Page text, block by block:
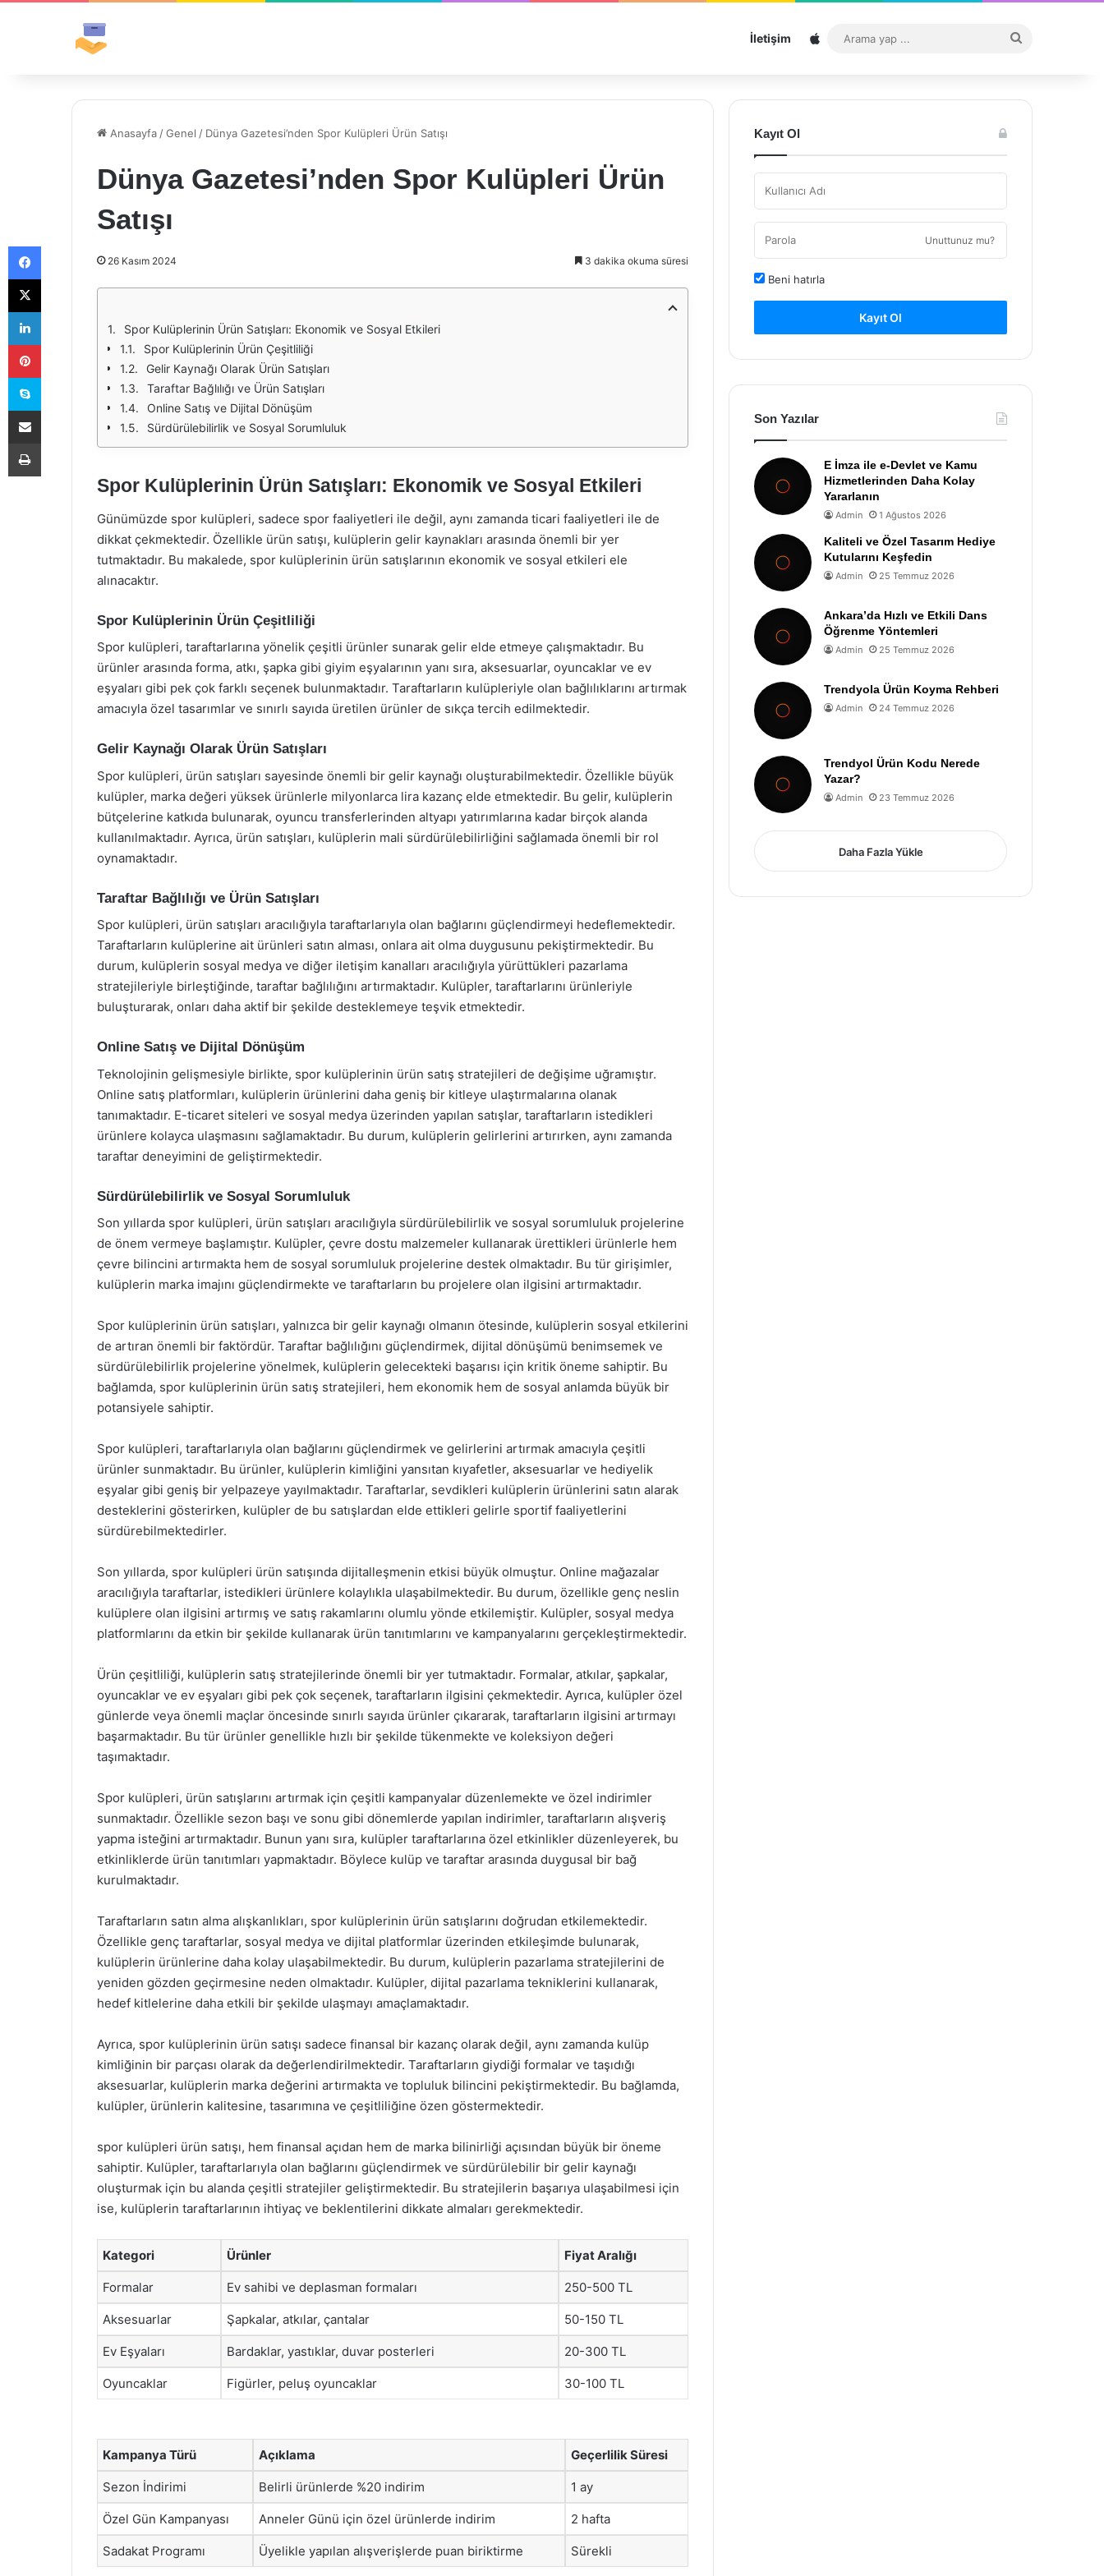
İletişim Sitemap
...
Anasayfa /Genel / Dünya Gazetesi’nden Spor Kulüpleri Ürün Satışı
Dünya Gazetesi’nden Spor Kulüpleri Ürün
Satışı
26 Kasım 2024 3 dakika okuma süresi
Spor Kulüplerinin Ürün Satışları: Ekonomik ve Sosyal Etkileri
Spor Kulüplerinin Ürün Çeşitliliği
Gelir Kaynağı Olarak Ürün Satışları
Taraftar Bağlılığı ve Ürün Satışları
Online Satış ve Dijital Dönüşüm
Sürdürülebilirlik ve Sosyal Sorumluluk
Spor Kulüplerinin Ürün Satışları: Ekonomik ve Sosyal Etkileri
Günümüzde spor kulüpleri, sadece spor faaliyetleri ile değil, aynı zamanda ticari faaliyetleri ile de
dikkat çekmektedir. Özellikle ürün satışı, kulüplerin gelir kaynakları arasında önemli bir yer
tutmaktadır. Bu makalede, spor kulüplerinin ürün satışlarının ekonomik ve sosyal etkileri ele
alınacaktır.
Spor Kulüplerinin Ürün Çeşitliliği
Spor kulüpleri, taraftarlarına yönelik çeşitli ürünler sunarak gelir elde etmeye çalışmaktadır. Bu
ürünler arasında forma, atkı, şapka gibi giyim eşyalarının yanı sıra, aksesuarlar, oyuncaklar ve ev
eşyaları gibi pek çok farklı seçenek bulunmaktadır. Taraftarların kulüpleriyle olan bağlılıklarını artırmak
amacıyla özel tasarımlar ve sınırlı sayıda üretilen ürünler de sıkça tercih edilmektedir.
Gelir Kaynağı Olarak Ürün Satışları
Spor kulüpleri, ürün satışları sayesinde önemli bir gelir kaynağı oluşturabilmektedir. Özellikle büyük
kulüpler, marka değeri yüksek ürünlerle milyonlarca lira kazanç elde etmektedir. Bu gelir, kulüplerin
bütçelerine katkıda bulunarak, oyuncu transferlerinden altyapı yatırımlarına kadar birçok alanda
kullanılmaktadır. Ayrıca, ürün satışları, kulüplerin mali sürdürülebilirliğini sağlamada önemli bir rol
oynamaktadır.
Taraftar Bağlılığı ve Ürün Satışları
Spor kulüpleri, ürün satışları aracılığıyla taraftarlarıyla olan bağlarını güçlendirmeyi hedeflemektedir.
Taraftarların kulüplerine ait ürünleri satın alması, onlara ait olma duygusunu pekiştirmektedir. Bu
durum, kulüplerin sosyal medya ve diğer iletişim kanalları aracılığıyla yürüttükleri pazarlama
stratejileriyle birleştiğinde, taraftar bağlılığını artırmaktadır. Kulüpler, taraftarlarını ürünleriyle
buluşturarak, onları daha aktif bir şekilde desteklemeye teşvik etmektedir.
Online Satış ve Dijital Dönüşüm
Teknolojinin gelişmesiyle birlikte, spor kulüplerinin ürün satış stratejileri de değişime uğramıştır.
Online satış platformları, kulüplerin ürünlerini daha geniş bir kitleye ulaştırmalarına olanak
tanımaktadır. E-ticaret siteleri ve sosyal medya üzerinden yapılan satışlar, taraftarların istedikleri
ürünlere kolayca ulaşmasını sağlamaktadır. Bu durum, kulüplerin gelirlerini artırırken, aynı zamanda
taraftar deneyimini de geliştirmektedir.
Sürdürülebilirlik ve Sosyal Sorumluluk
Son yıllarda spor kulüpleri, ürün satışları aracılığıyla sürdürülebilirlik ve sosyal sorumluluk projelerine
de önem vermeye başlamıştır. Kulüpler, çevre dostu malzemeler kullanarak ürettikleri ürünlerle hem
çevre bilincini artırmakta hem de sosyal sorumluluk projelerine destek olmaktadır. Bu tür girişimler,
kulüplerin marka imajını güçlendirmekte ve taraftarların bu projelere olan ilgisini artırmaktadır.
Spor kulüplerinin ürün satışları, yalnızca bir gelir kaynağı olmanın ötesinde, kulüplerin sosyal etkilerini
de artıran önemli bir faktördür. Taraftar bağlılığını güçlendirmek, dijital dönüşümü benimsemek ve
sürdürülebilirlik projelerine yönelmek, kulüplerin gelecekteki başarısı için kritik öneme sahiptir. Bu
bağlamda, spor kulüplerinin ürün satış stratejileri, hem ekonomik hem de sosyal anlamda büyük bir
potansiyele sahiptir.
Spor kulüpleri, taraftarlarıyla olan bağlarını güçlendirmek ve gelirlerini artırmak amacıyla çeşitli
ürünler sunmaktadır. Bu ürünler, kulüplerin kimliğini yansıtan kıyafetler, aksesuarlar ve hediyelik
eşyalar gibi geniş bir yelpazeye yayılmaktadır. Taraftarlar, sevdikleri kulüplerin ürünlerini satın alarak
desteklerini gösterirken, kulüpler de bu satışlardan elde ettikleri gelirle sportif faaliyetlerini
sürdürebilmektedirler.
Son yıllarda, spor kulüpleri ürün satışında dijitalleşmenin etkisi büyük olmuştur. Online mağazalar
aracılığıyla taraftarlar, istedikleri ürünlere kolaylıkla ulaşabilmektedir. Bu durum, özellikle genç neslin
kulüplere olan ilgisini artırmış ve satış rakamlarını olumlu yönde etkilemiştir. Kulüpler, sosyal medya
platformlarını da etkin bir şekilde kullanarak ürün tanıtımlarını ve kampanyalarını gerçekleştirmektedir.
Ürün çeşitliliği, kulüplerin satış stratejilerinde önemli bir yer tutmaktadır. Formalar, atkılar, şapkalar,
oyuncaklar ve ev eşyaları gibi pek çok seçenek, taraftarların ilgisini çekmektedir. Ayrıca, kulüpler özel
günlerde veya önemli maçlar öncesinde sınırlı sayıda ürünler çıkararak, taraftarların ilgisini artırmayı
başarmaktadır. Bu tür ürünler genellikle hızlı bir şekilde tükenmekte ve koleksiyon değeri
taşımaktadır.
Spor kulüpleri, ürün satışlarını artırmak için çeşitli kampanyalar düzenlemekte ve özel indirimler
sunmaktadır. Özellikle sezon başı ve sonu gibi dönemlerde yapılan indirimler, taraftarların alışveriş
yapma isteğini artırmaktadır. Bunun yanı sıra, kulüpler taraftarlarına özel etkinlikler düzenleyerek, bu
etkinliklerde ürün tanıtımları yapmaktadır. Böylece kulüp ve taraftar arasında duygusal bir bağ
kurulmaktadır.
Taraftarların satın alma alışkanlıkları, spor kulüplerinin ürün satışlarını doğrudan etkilemektedir.
Özellikle genç taraftarlar, sosyal medya ve dijital platformlar üzerinden etkileşimde bulunarak,
kulüplerin ürünlerine daha kolay ulaşabilmektedir. Bu durum, kulüplerin pazarlama stratejilerini de
yeniden gözden geçirmesine neden olmaktadır. Kulüpler, dijital pazarlama tekniklerini kullanarak,
hedef kitlelerine daha etkili bir şekilde ulaşmayı amaçlamaktadır.
Ayrıca, spor kulüplerinin ürün satışı sadece finansal bir kazanç olarak değil, aynı zamanda kulüp
kimliğinin bir parçası olarak da değerlendirilmektedir. Taraftarların giydiği formalar ve taşıdığı
aksesuarlar, kulüplerin marka değerini artırmakta ve topluluk bilincini pekiştirmektedir. Bu bağlamda,
kulüpler, ürünlerin kalitesine, tasarımına ve çeşitliliğine özen göstermektedir.
spor kulüpleri ürün satışı, hem finansal açıdan hem de marka bilinirliği açısından büyük bir öneme
sahiptir. Kulüpler, taraftarlarıyla olan bağlarını güçlendirmek ve sürdürülebilir bir gelir kaynağı
oluşturmak için bu alanda çeşitli stratejiler geliştirmektedir. Bu stratejilerin başarıya ulaşabilmesi için
ise, kulüplerin taraftarlarının ihtiyaç ve beklentilerini dikkate almaları gerekmektedir.
Kategori Ürünler Fiyat Aralığı
Formalar Ev sahibi ve deplasman formaları 250-500 TL
Aksesuarlar Şapkalar, atkılar, çantalar 50-150 TL
Ev Eşyaları Bardaklar, yastıklar, duvar posterleri 20-300 TL
Oyuncaklar Figürler, peluş oyuncaklar 30-100 TL
Kampanya Türü Açıklama Geçerlilik Süresi
Sezon İndirimi Belirli ürünlerde %20 indirim 1 ay
Özel Gün Kampanyası Anneler Günü için özel ürünlerde indirim 2 hafta
Sadakat Programı Üyelikle yapılan alışverişlerde puan biriktirme Sürekli
Kayıt Ol
Unuttunuz mu?
Beni hatırla
Kayıt Ol
Son Yazılar
E İmza ile e-Devlet ve Kamu
Hizmetlerinden Daha Kolay
Yararlanın
Admin 1 Ağustos 2026
Kaliteli ve Özel Tasarım Hediye
Kutularını Keşfedin
Admin 25 Temmuz 2026
Ankara’da Hızlı ve Etkili Dans
Öğrenme Yöntemleri
Admin 25 Temmuz 2026
Trendyola Ürün Koyma Rehberi
Admin 24 Temmuz 2026
Trendyol Ürün Kodu Nerede
Yazar?
Admin 23 Temmuz 2026
Daha Fazla Yükle
Facebook
X
LinkedIn
Pinterest
Skype
E-Posta ile paylaş